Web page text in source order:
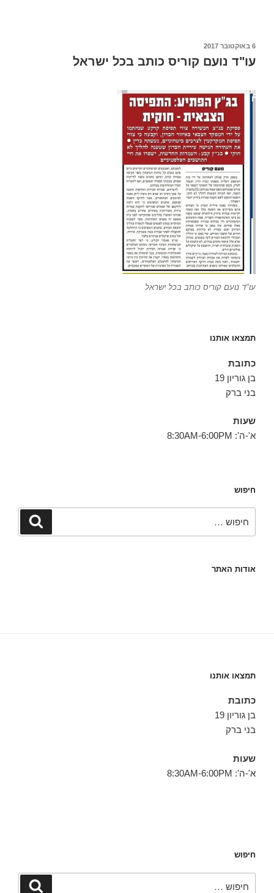
פורסם
6 באוקטובר 2017
עו"ד נועם קוריס כותב בכל ישראל
עו"ד נועם קוריס כותב בכל ישראל
תמצאו אותנו
כתובת
בן גוריון 19
בני ברק
שעות
א'-ה': 8:30AM-6:00PM
חיפוש
חיפוש
אודות האתר
תמצאו אותנו
כתובת
בן גוריון 19
בני ברק
שעות
א'-ה': 8:30AM-6:00PM
חיפוש
חיפוש